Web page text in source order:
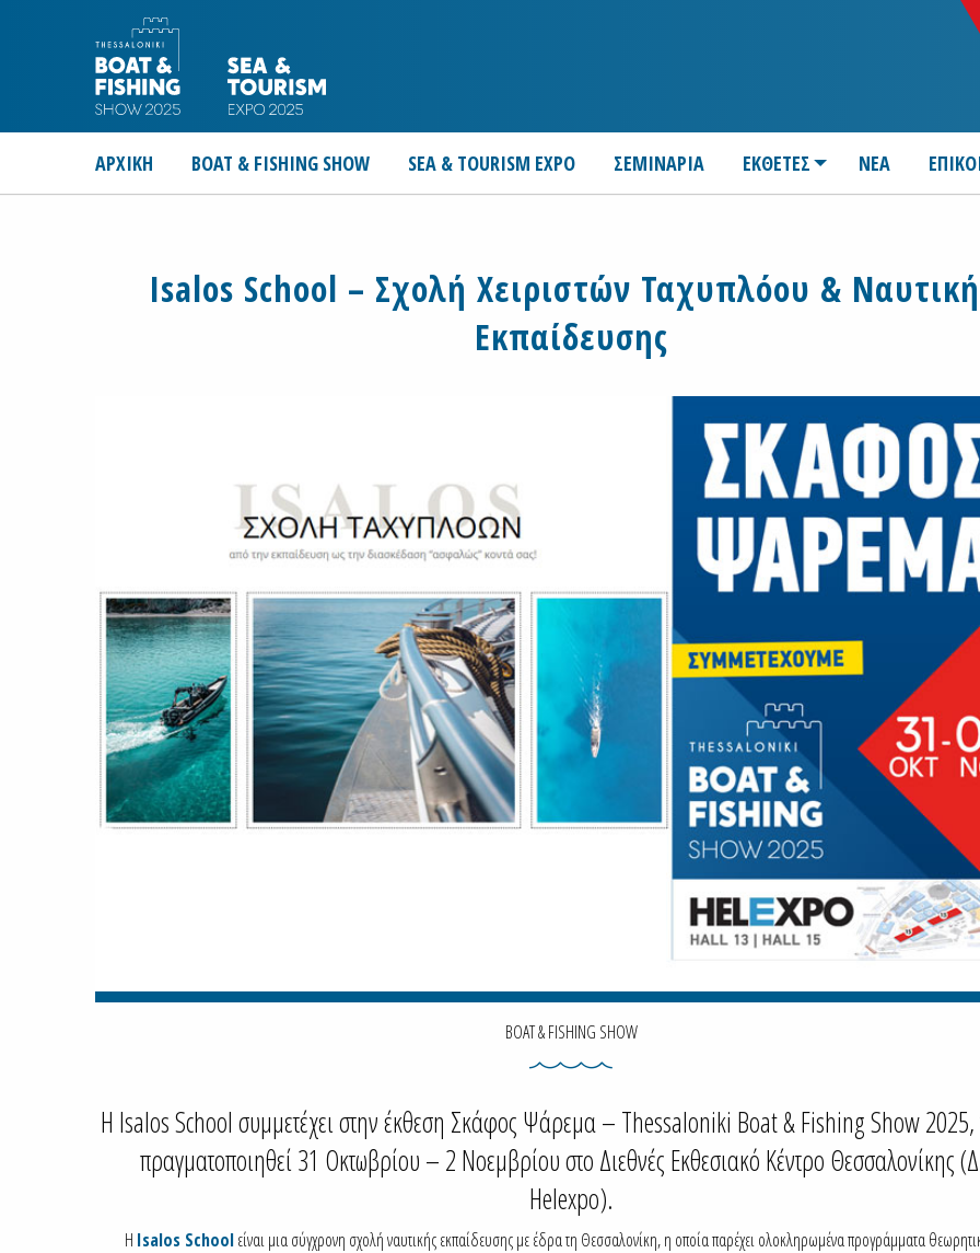
ΑΡΧΙΚΗ BOAT & FISHING SHOW SEA & TOURISM EXPO ΣΕΜΙΝΑΡΙΑ ΕΚΘΕΤΕΣ ΝΕΑ
Isalos School – Σχολή Χειριστών Ταχυπλόου &
Εκπαίδευσης
BOAT & FISHING SHOW
Η Isalos School συμμετέχει στην έκθεση Σκάφος Ψάρεμα – Thessaloniki Boat & Fishing Show
πραγματοποιηθεί 31 Οκτωβρίου – 2 Νοεμβρίου στο Διεθνές Εκθεσιακό Κέντρο Θεσσαλονίκης
Helexpo).
Η Isalos Schoolείναι μια σύγχρονη σχολή ναυτικής εκπαίδευσης με έδρα τη Θεσσαλονίκη, η οποία παρέχει ολοκληρωμένα προγράμματα